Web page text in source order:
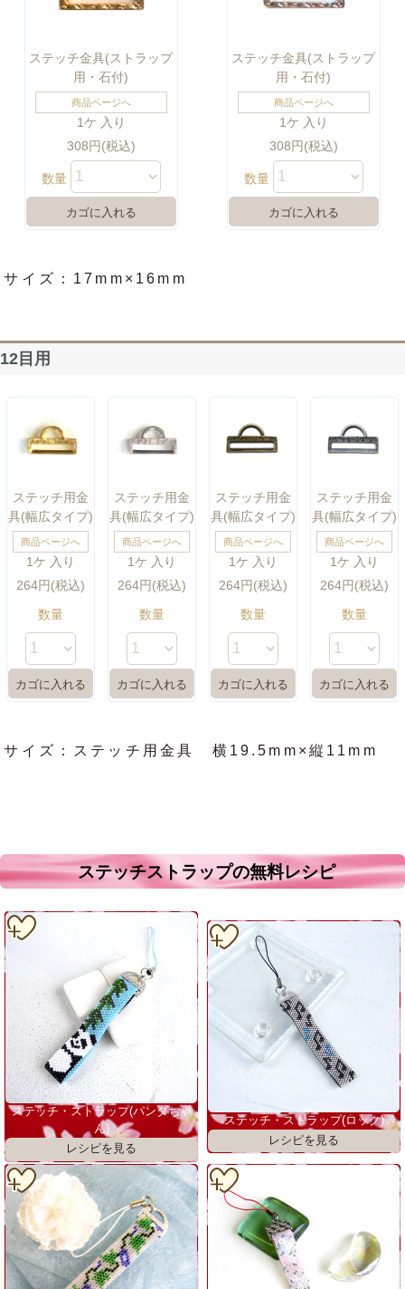
ステッチ金具(ストラップ
用・石付)
商品ページへ
1ケ 入り
308円(税込)
数量
ステッチ金具(ストラップ
用・石付)
商品ページへ
1ケ 入り
308円(税込)
数量
サイズ：17mm×16mm
12目用
ステッチ用金
具(幅広タイプ)
商品ページへ
1ケ 入り
264円(税込)
数量
ステッチ用金
具(幅広タイプ)
商品ページへ
1ケ 入り
264円(税込)
数量
ステッチ用金
具(幅広タイプ)
商品ページへ
1ケ 入り
264円(税込)
数量
ステッチ用金
具(幅広タイプ)
商品ページへ
1ケ 入り
264円(税込)
数量
サイズ：ステッチ用金具 横19.5mm×縦11mm
ステッチストラップの無料レシピ
ステッチ・ストラップ(パンダちゃ
ん)
ステッチ・ストラップ(ロック)